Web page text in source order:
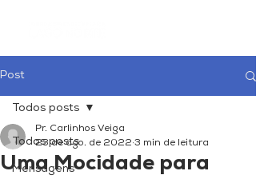
Post
Todos posts
Mensagens
Todos posts
Uma Mocidade para
Pr. Carlinhos Veiga
23 de ago. de 2022 3 min de leitura